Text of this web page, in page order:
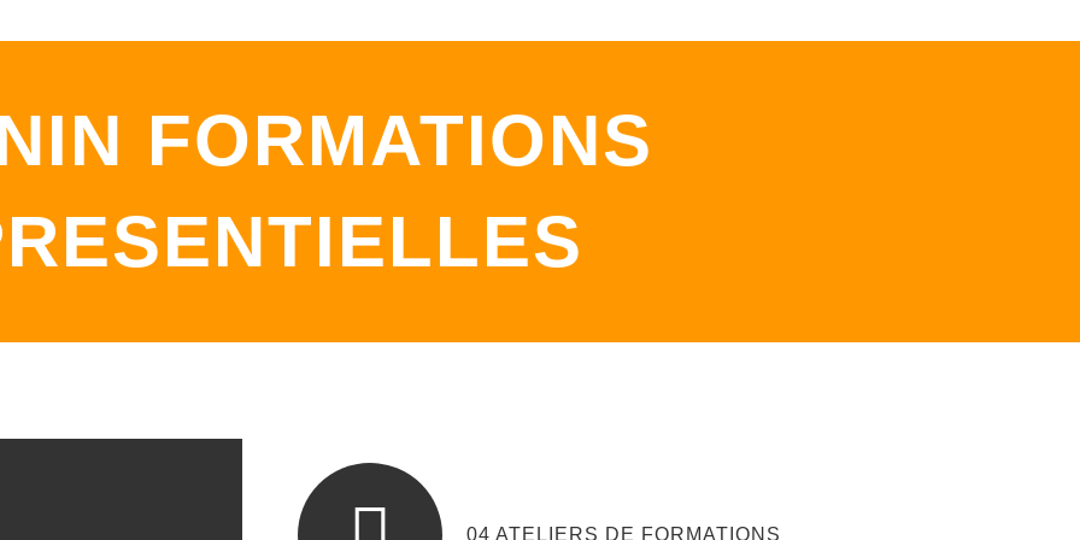
FORMATIONS
04 ATELIERS DE FORMATIONS